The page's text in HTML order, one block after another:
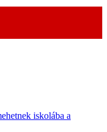
iskolába a